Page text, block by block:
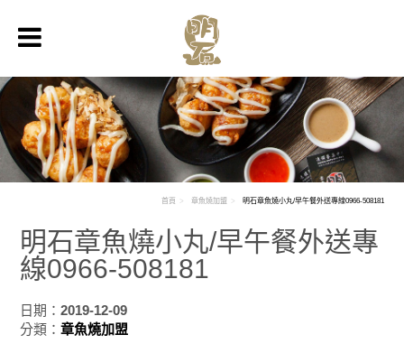
首頁 章魚燒加盟 明石章魚燒小丸/早午餐外送專線0966-508181
明石章魚燒小丸/早午餐外送專
線0966-508181
日期：2019-12-09
分類：章魚燒加盟